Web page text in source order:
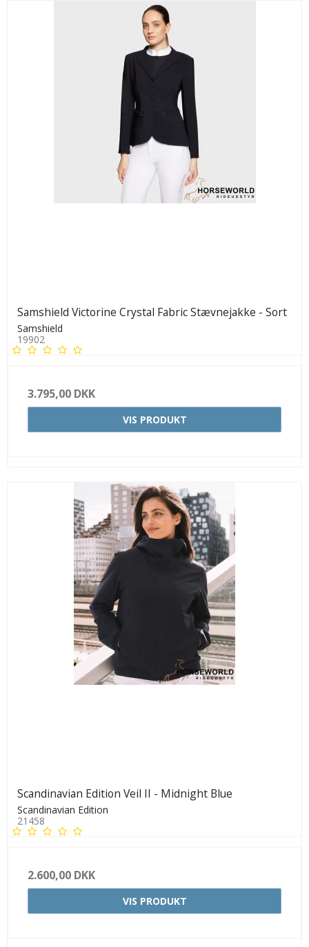
Samshield Victorine Crystal Fabric Stævnejakke - Sort
Samshield
19902
3.795,00 DKK
VIS PRODUKT
Scandinavian Edition Veil II - Midnight Blue
Scandinavian Edition
21458
2.600,00 DKK
VIS PRODUKT